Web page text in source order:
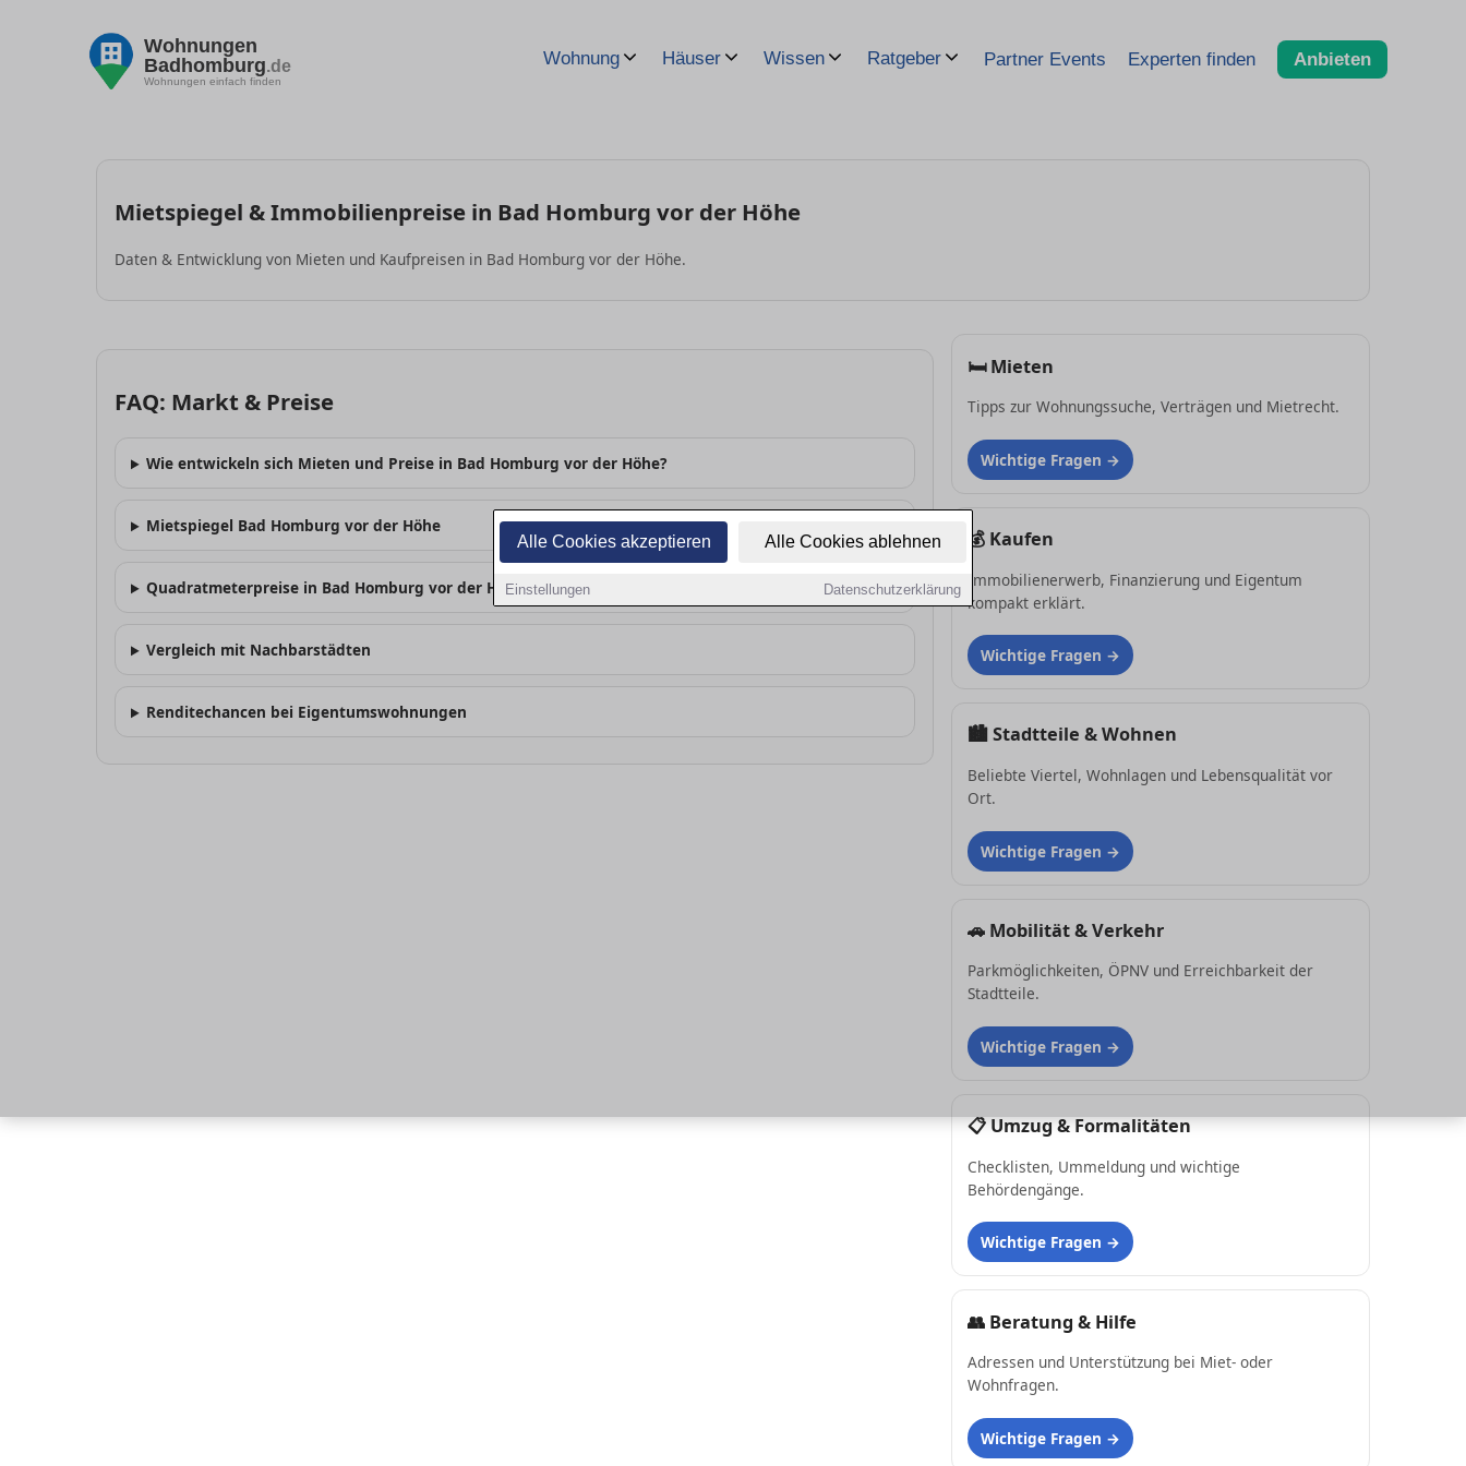
Alle Cookies akzeptieren Alle Cookies ablehnen
Einstellungen Datenschutzerklärung
Wohnungen
Badhomburg.de
Wohnungen einfach finden
Wohnung Häuser Wissen Ratgeber Partner Events Experten finden Anbieten
Mietspiegel & Immobilienpreise in Bad Homburg vor der Höhe
Daten & Entwicklung von Mieten und Kaufpreisen in Bad Homburg vor der Höhe.
FAQ: Markt & Preise
Wie entwickeln sich Mieten und Preise in Bad Homburg vor der Höhe?
Mietspiegel Bad Homburg vor der Höhe
Quadratmeterpreise in Bad Homburg vor der Höhe
Vergleich mit Nachbarstädten
Renditechancen bei Eigentumswohnungen
🛏Mieten
Tipps zur Wohnungssuche, Verträgen und Mietrecht.
Wichtige Fragen
💰 Kaufen
Immobilienerwerb, Finanzierung und Eigentum
kompakt erklärt.
Wichtige Fragen
🏙Stadtteile & Wohnen
Beliebte Viertel, Wohnlagen und Lebensqualität vor
Ort.
Wichtige Fragen
🚗 Mobilität & Verkehr
Parkmöglichkeiten, ÖPNV und Erreichbarkeit der
Stadtteile.
Wichtige Fragen
📋Umzug & Formalitäten
Checklisten, Ummeldung und wichtige
Behördengänge.
Wichtige Fragen
👥 Beratung & Hilfe
Adressen und Unterstützung bei Miet- oder
Wohnfragen.
Wichtige Fragen